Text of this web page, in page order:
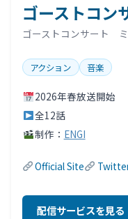
ゴーストコ
ゴーストコンサート
アクション 音楽
2026年春放送開始
全12話
制作： ENGI
Official Site
配信サービスを見る